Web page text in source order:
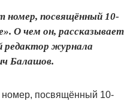
номер, посвящённый 10-
О чем он, рассказывает
редактор журнала
Балашов.
номер, посвящённый 10-